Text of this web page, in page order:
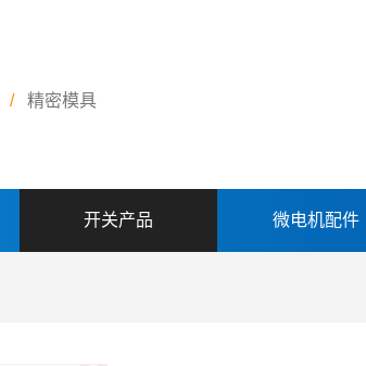
/ 精密模具
开关产品 微电机配件